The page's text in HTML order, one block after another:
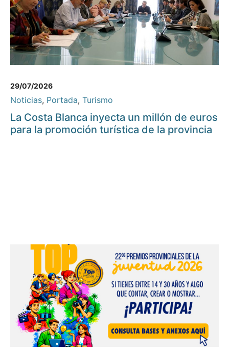
29/07/2026
Noticias, Portada, Turismo
La Costa Blanca inyecta un millón de euros
para la promoción turística de la provincia